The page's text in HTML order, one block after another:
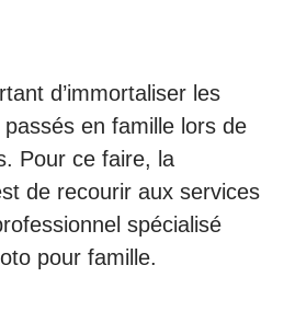
d’immortaliser les
en famille lors de
Pour ce faire, la
de recourir aux services
spécialisé
pour famille.